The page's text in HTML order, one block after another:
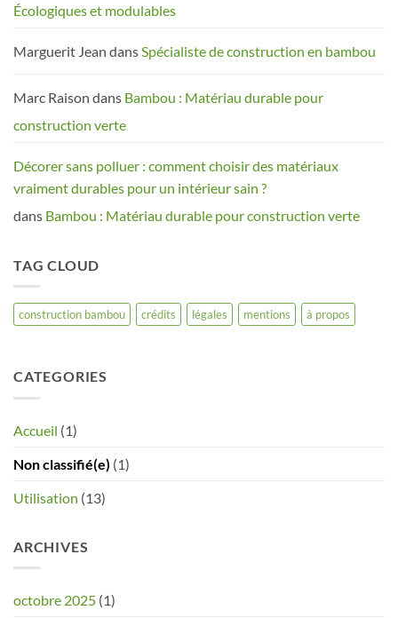
Écologiques et modulables
Marguerit Jean dans Spécialiste de construction en bambou
Marc Raison dans Bambou : Matériau durable pour
construction verte
Décorer sans polluer : comment choisir des matériaux
vraiment durables pour un intérieur sain ?
dans Bambou : Matériau durable pour construction verte
TAG CLOUD
construction bambou crédits légales mentions à propos
CATEGORIES
Accueil (1)
Non classifié(e) (1)
Utilisation (13)
ARCHIVES
octobre 2025 (1)